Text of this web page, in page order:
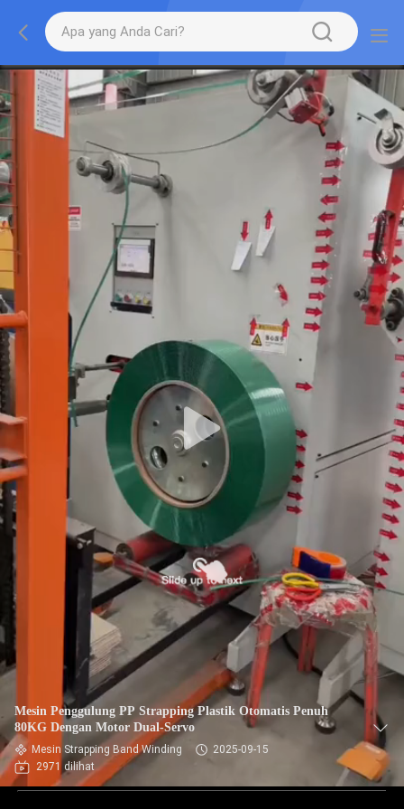
Mesin Penggulung PP Strapping Plastik Otomatis Penuh
80KG Dengan Motor Dual-Servo
Mesin Strapping Band Winding
2025-09-15
2971 dilihat